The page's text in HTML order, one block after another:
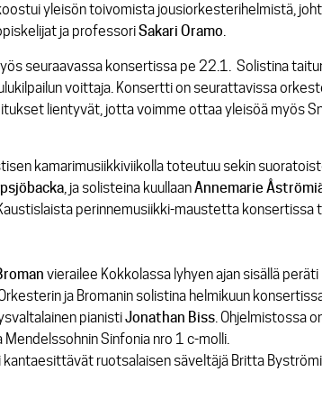
yleisön toivomista jousiorkesterihelmistä,
ja professoriSakari Oramo.
seuraavassa konsertissa pe 22.1. Solistina
voittaja. Konsertti on seurattavissa
lientyvät, jotta voimme ottaa yleisöä myös
kamarimusiikkiviikolla toteutuu sekin
, ja solisteina kuullaanAnnemarie
perinnemusiikki-maustetta konsertissa
vierailee Kokkolassa lyhyen ajan sisällä
ja Bromanin solistina helmikuun
pianistiJonathan Biss. Ohjelmistossa
Sinfonia nro 1 c-molli.
kantaesittävät ruotsalaisen säveltäjä Britta